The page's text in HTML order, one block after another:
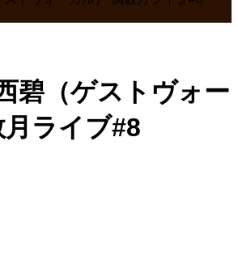
碧（ゲストヴォー
ライブ#8